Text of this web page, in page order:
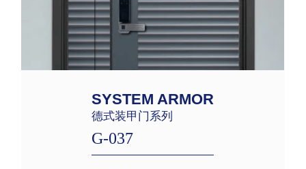
SYSTEM ARMOR
德式装甲门系列
G-037